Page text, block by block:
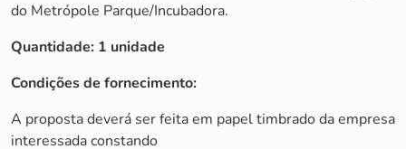
do Metrópole Parque/Incubadora.
Quantidade: 1 unidade
Condições de fornecimento:
A proposta deverá ser feita em papel timbrado da empresa
interessada constando